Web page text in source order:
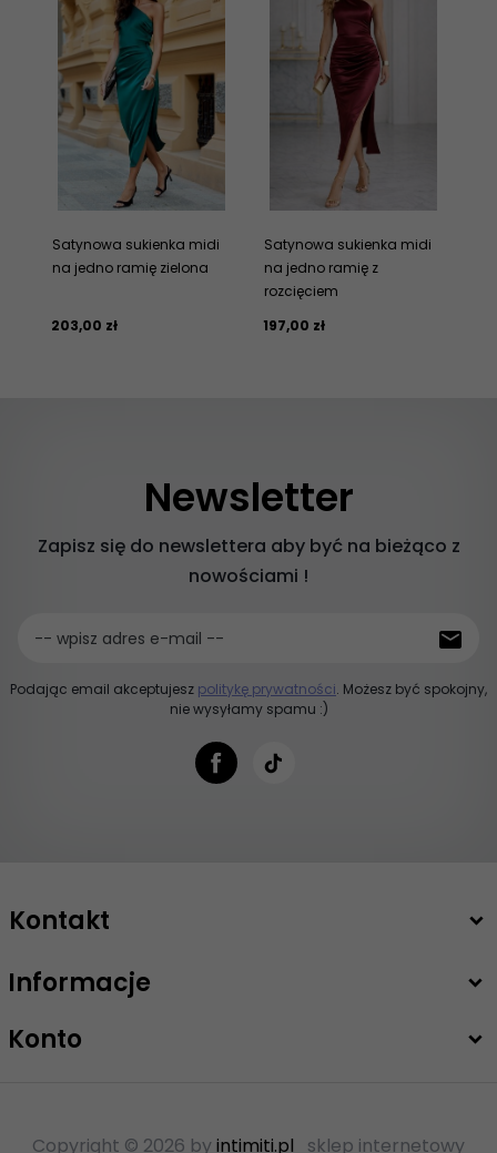
Satynowa sukienka midi
na jedno ramię zielona
203,00 zł
Satynowa sukienka midi
na jedno ramię z
rozcięciem
197,00 zł
Newsletter
Zapisz się do newslettera aby być na bieżąco z
nowościami !
-- wpisz adres e-mail --
Podając email akceptujesz politykę prywatności. Możesz być spokojny,
nie wysyłamy spamu :)
Kontakt
+48 503 747 208
Informacje
Konto
Copyright © 2026 byintimiti.pl sklep internetowy